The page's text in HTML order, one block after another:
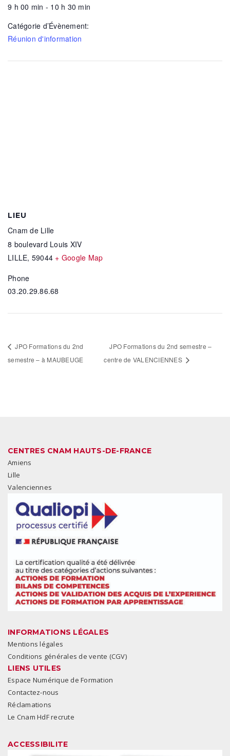
9 h 00 min - 10 h 30 min
Catégorie d’Évènement:
Réunion d'information
LIEU
Cnam de Lille
8 boulevard Louis XIV
LILLE, 59044 + Google Map
Phone
03.20.29.86.68
JPO Formations du 2nd
semestre – à MAUBEUGE
JPO Formations du 2nd semestre –
centre de VALENCIENNES
CENTRES CNAM HAUTS-DE-FRANCE
Amiens
Lille
Valenciennes
INFORMATIONS LÉGALES
Mentions légales
Conditions générales de vente (CGV)
LIENS UTILES
Espace Numérique de Formation
Contactez-nous
Réclamations
Le Cnam HdF recrute
ACCESSIBILITE